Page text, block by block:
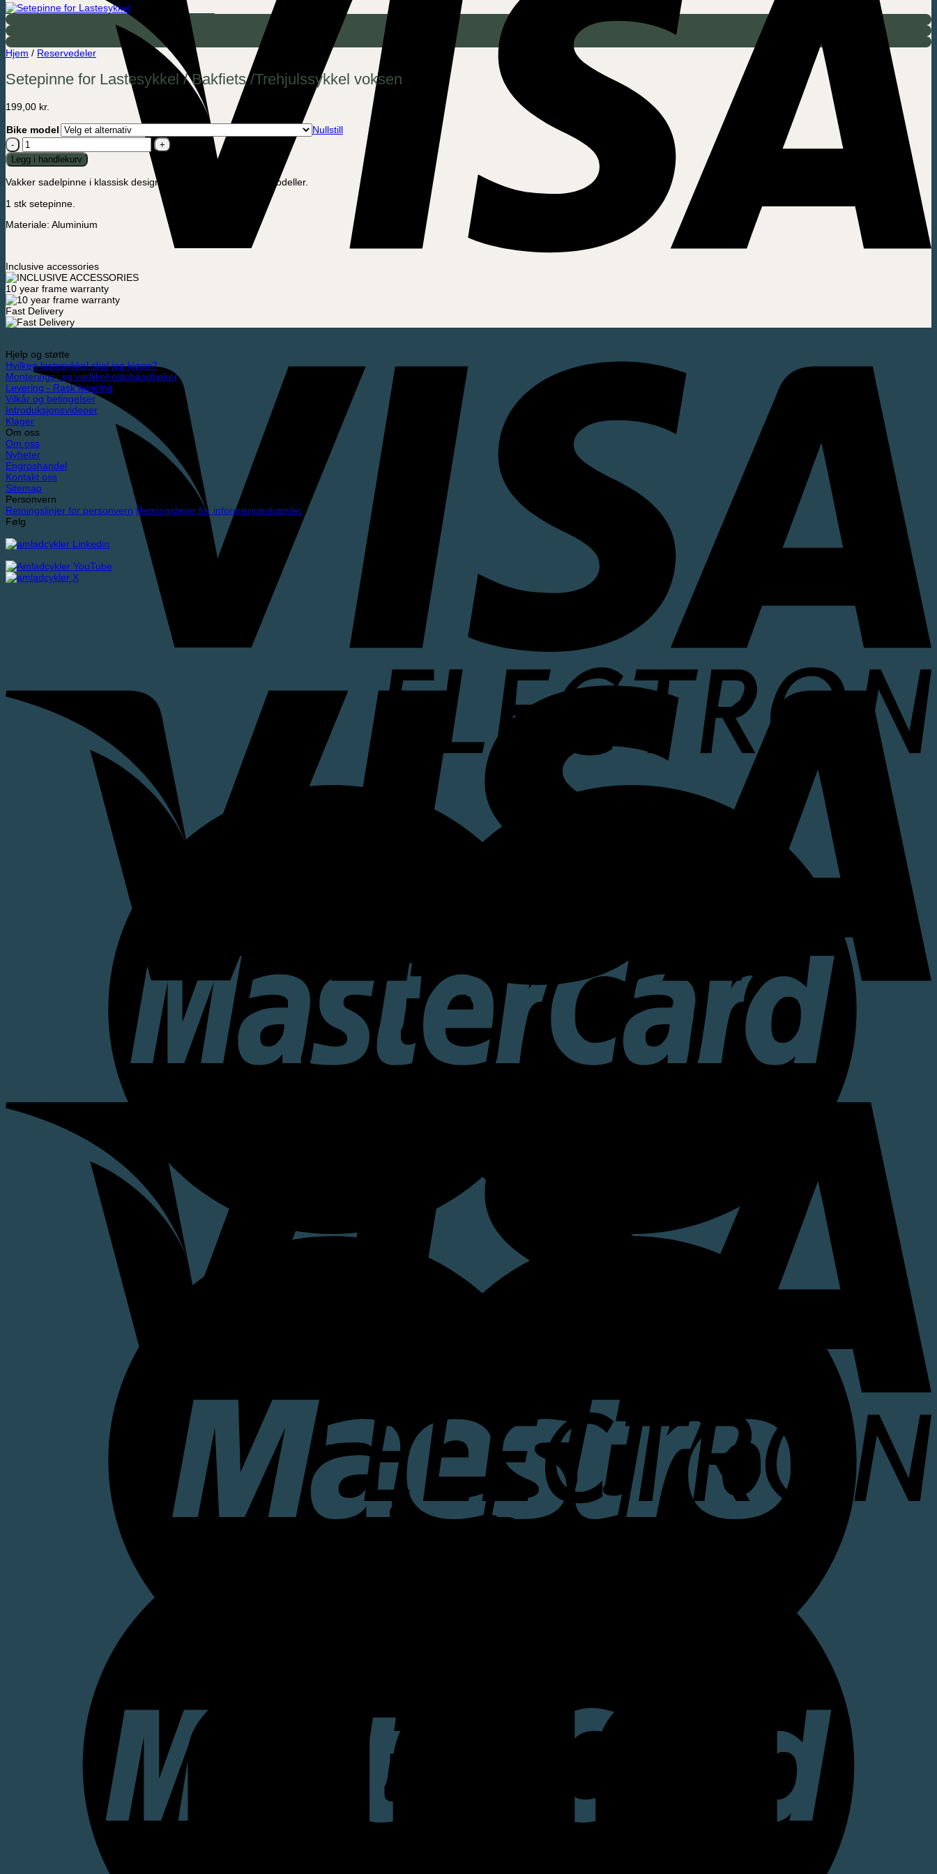
Hjem / Reservedeler
Setepinne for Lastesykkel / Bakfiets /Trehjulssykkel voksen
199,00 kr.
Bike model
Nullstill
Setepinne
for
Lastesykkel
Bakfiets
/Trehjulssykkel
voksen
antall
Legg i handlekurv
Vakker sadelpinne i klassisk design som passer til alle våre modeller.
1 stk setepinne.
Materiale: Aluminium
Inclusive accessories
10 year frame warranty
Fast Delivery
Hjelp og støtte
Hvilken lastesykkel skal jeg kjøpe?
Monterings- og vedlikeholdshåndbøker
Levering - Rask levering
Vilkår og betingelser
Introduksjonsvideoer
Klager
Om oss
Om oss
Nyheter
Engroshandel
Kontakt oss
Sitemap
Personvern
Retningslinjer for personvern Retningslinjer for informasjonskapsler
Følg